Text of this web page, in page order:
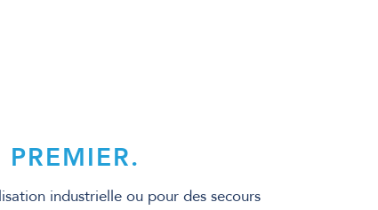
industrielle ou pour des secours